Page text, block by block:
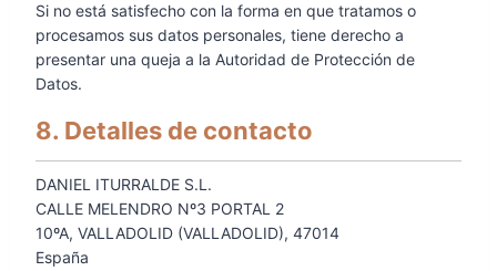
Si no está satisfecho con la forma en que tratamos o
procesamos sus datos personales, tiene derecho a
presentar una queja a la Autoridad de Protección de
Datos.
8. Detalles de contacto
DANIEL ITURRALDE S.L.
CALLE MELENDRO Nº3 PORTAL 2
10ºA, VALLADOLID (VALLADOLID), 47014
España